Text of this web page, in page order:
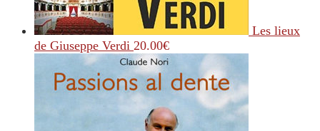
Les lieux
de Giuseppe Verdi 20.00€